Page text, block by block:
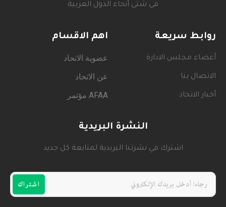
فى شتى أنحاء الدول العربية
روابط سريعة
أعضاء مجلس الادارة
الاتصال بنا
أخبار الاتحاد
اهم الاقسام
عضوية الاتحاد
عن الاتحاد
AFAA مؤتمر
النشرة البريدية
اشترك في نشرتنا البريدية لمتابعة كل جديد
اشتراك